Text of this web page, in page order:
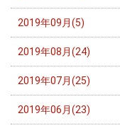
2019年09月(5)
2019年08月(24)
2019年07月(25)
2019年06月(23)